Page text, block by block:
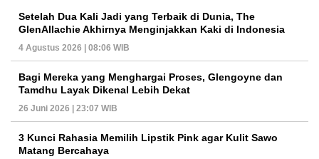
Setelah Dua Kali Jadi yang Terbaik di Dunia, The
GlenAllachie Akhirnya Menginjakkan Kaki di Indonesia
4 Agustus 2026 | 08:06 WIB
Bagi Mereka yang Menghargai Proses, Glengoyne dan
Tamdhu Layak Dikenal Lebih Dekat
26 Juni 2026 | 23:07 WIB
3 Kunci Rahasia Memilih Lipstik Pink agar Kulit Sawo
Matang Bercahaya